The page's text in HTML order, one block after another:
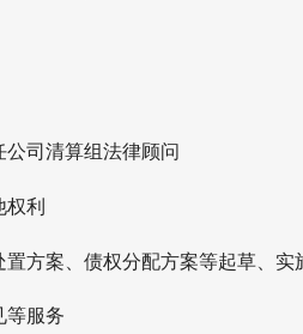
司清算组法律顾问
利
方案、债权分配方案等起草、实
等服务